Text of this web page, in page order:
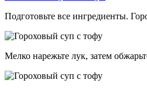
Подготовьте все ингредиенты.
Мелко нарежьте лук, затем